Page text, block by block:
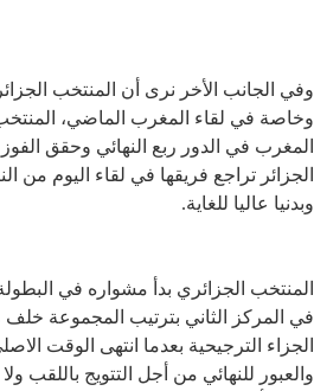
وفي الجانب الأخر نرى أن المنتخب
وخاصة في لقاء المغرب الماضي، المنتخب
المغرب في الدور ربع النهائي وحقق
الجزائر تراجع فريقها في لقاء اليوم من
وبدنيا عاليا للغاية.
المنتخب الجزائري بدأ مشواره في
الجزاء الترجيحية بعدما انتهى الوقت
والعبور للنهائي من أجل التتويج